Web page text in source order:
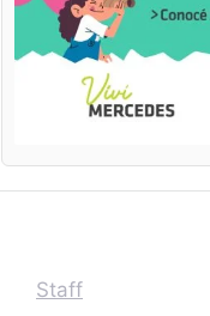
Staff